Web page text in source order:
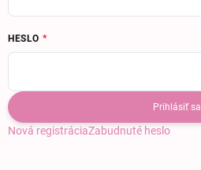
HESLO
Prihlásiť sa
Nová registráciaZabudnuté heslo